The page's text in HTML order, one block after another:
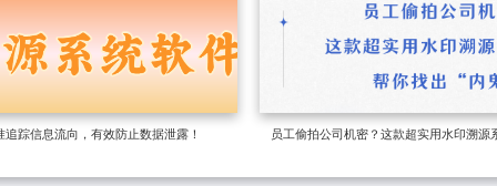
踪信息流向，有效防止数据泄露！ 员工偷拍公司机密？这款超实用水印溯源